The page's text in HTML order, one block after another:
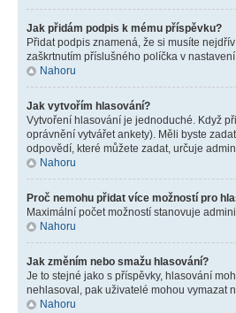
Jak přidám podpis k mému příspěvku?
Přidat podpis znamená, že si musíte
zaškrtnutím příslušného políčka v
Nahoru
Jak vytvořím hlasování?
Vytvoření hlasování je jednoduché. Když
oprávnění vytvářet ankety). Měli byste
odpovědí, které můžete zadat, určuje
Nahoru
Proč nemohu přidat více možností pro
Maximální počet možností stanovuje
Nahoru
Jak změním nebo smažu hlasování?
Je to stejné jako s příspěvky, hlasování
nehlasoval, pak uživatelé mohou vymazat
Nahoru